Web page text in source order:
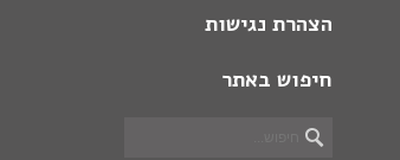
הצהרת נגישות
חיפוש באתר